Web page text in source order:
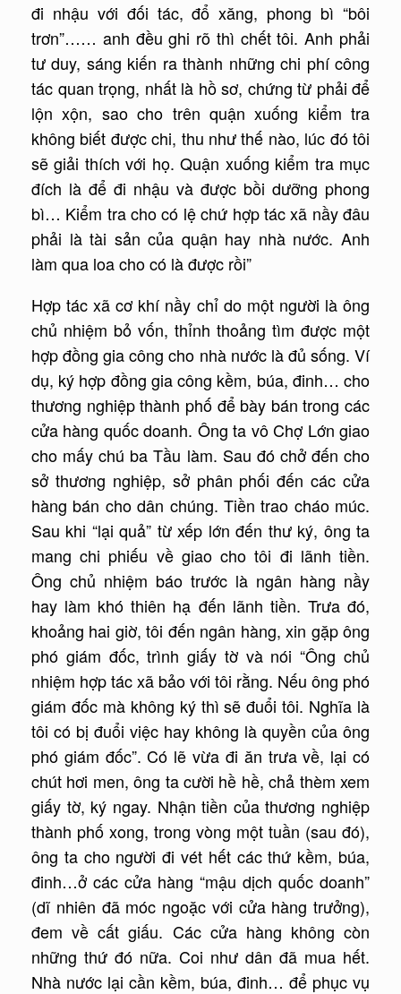
đi nhậu với đối tác, đổ xăng, phong bì “bôi
trơn”…… anh đều ghi rõ thì chết tôi. Anh phải
tư duy, sáng kiến ra thành những chi phí công
tác quan trọng, nhất là hồ sơ, chứng từ phải để
lộn xộn, sao cho trên quận xuống kiểm tra
không biết được chi, thu như thế nào, lúc đó tôi
sẽ giải thích với họ. Quận xuống kiểm tra mục
đích là để đi nhậu và được bồi dưỡng phong
bì… Kiểm tra cho có lệ chứ hợp tác xã nầy đâu
phải là tài sản của quận hay nhà nước. Anh
làm qua loa cho có là được rồi”
Hợp tác xã cơ khí nầy chỉ do một người là ông
chủ nhiệm bỏ vốn, thỉnh thoảng tìm được một
hợp đồng gia công cho nhà nước là đủ sống. Ví
dụ, ký hợp đồng gia công kềm, búa, đinh… cho
thương nghiệp thành phố để bày bán trong các
cửa hàng quốc doanh. Ông ta vô Chợ Lớn giao
cho mấy chú ba Tầu làm. Sau đó chở đến cho
sở thương nghiệp, sở phân phối đến các cửa
hàng bán cho dân chúng. Tiền trao cháo múc.
Sau khi “lại quả” từ xếp lớn đến thư ký, ông ta
mang chi phiếu về giao cho tôi đi lãnh tiền.
Ông chủ nhiệm báo trước là ngân hàng nầy
hay làm khó thiên hạ đến lãnh tiền. Trưa đó,
khoảng hai giờ, tôi đến ngân hàng, xin gặp ông
phó giám đốc, trình giấy tờ và nói “Ông chủ
nhiệm hợp tác xã bảo với tôi rằng. Nếu ông phó
giám đốc mà không ký thì sẽ đuổi tôi. Nghĩa là
tôi có bị đuổi việc hay không là quyền của ông
phó giám đốc”. Có lẽ vừa đi ăn trưa về, lại có
chút hơi men, ông ta cười hề hề, chả thèm xem
giấy tờ, ký ngay. Nhận tiền của thương nghiệp
thành phố xong, trong vòng một tuần (sau đó),
ông ta cho người đi vét hết các thứ kềm, búa,
đinh…ở các cửa hàng “mậu dịch quốc doanh”
(dĩ nhiên đã móc ngoặc với cửa hàng trưởng),
đem về cất giấu. Các cửa hàng không còn
những thứ đó nữa. Coi như dân đã mua hết.
Nhà nước lại cần kềm, búa, đinh… để phục vụ